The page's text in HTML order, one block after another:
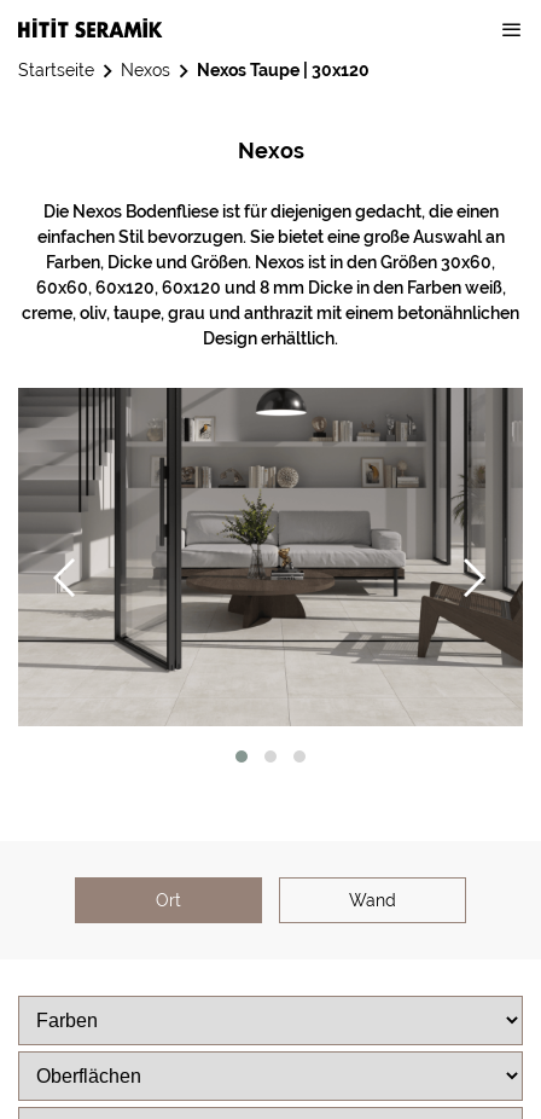
Startseite Nexos Nexos Taupe | 30x120
Nexos
Die Nexos Bodenfliese ist für diejenigen gedacht, die einen
einfachen Stil bevorzugen. Sie bietet eine große Auswahl an
Farben, Dicke und Größen. Nexos ist in den Größen 30x60,
60x60, 60x120, 60x120 und 8 mm Dicke in den Farben weiß,
creme, oliv, taupe, grau und anthrazit mit einem betonähnlichen
Design erhältlich.
Ort Wand